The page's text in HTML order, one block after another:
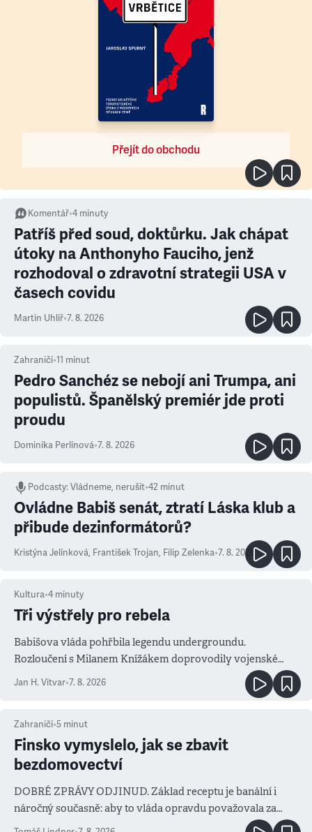
Přejít do obchodu
Komentář•4 minuty
Patříš před soud, doktůrku. Jak chápat
útoky na Anthonyho Fauciho, jenž
rozhodoval o zdravotní strategii USA v
časech covidu
Martin Uhlíř•7. 8. 2026
Zahraničí•11 minut
Pedro Sanchéz se nebojí ani Trumpa, ani
populistů. Španělský premiér jde proti
proudu
Dominika Perlínová•7. 8. 2026
Podcasty:Vládneme, nerušit•42 minut
Ovládne Babiš senát, ztratí Láska klub a
přibude dezinformátorů?
Kristýna Jelínková, František Trojan, Filip Zelenka•7. 8. 2026
Kultura•4 minuty
Tři výstřely pro rebela
Babišova vláda pohřbila legendu undergroundu.
Rozloučení s Milanem Knížákem doprovodily vojenské
salvy i kritika pokrokářů
Jan H. Vitvar•7. 8. 2026
Zahraničí•5 minut
Finsko vymyslelo, jak se zbavit
bezdomovectví
DOBRÉ ZPRÁVY ODJINUD. Základ receptu je banální i
náročný současně: aby to vláda opravdu považovala za
prioritu